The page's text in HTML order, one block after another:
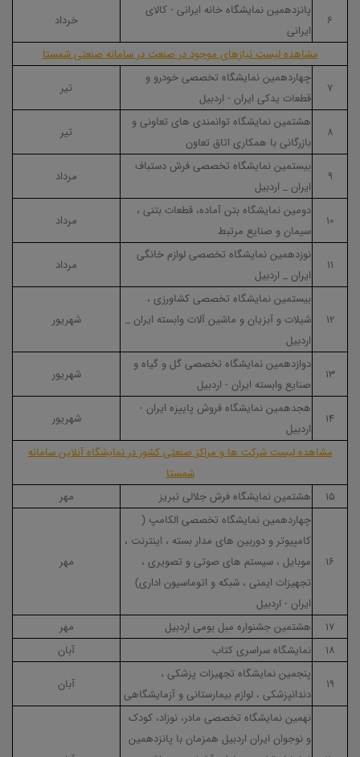
۶
پانزدهمین نمایشگاه خانه ایرانی - کالای
ایرانی
خرداد
مشاهده لیست نیازهای موجود در صنعت در سامانه صنعتی شمستا
۷
چهاردهمین نمایشگاه تخصصی خودرو و
قطعات یدکی ایران - اردبیل
تیر
۸
هشتمین نمایشگاه توانمندی های تعاونی و
بازرگانی با همکاری اتاق تعاون
تیر
۹
بیستمین نمایشگاه تخصصی فرش دستباف
ایران _ اردبیل
مرداد
۱۰
دومین نمایشگاه بتن آماده، قطعات بتنی ،
سیمان و صنایع مرتبط
مرداد
۱۱
نوزدهمین نمایشگاه تخصصی لوازم خانگی
ایران _ اردبیل
مرداد
۱۲
بیستمین نمایشگاه تخصصی کشاورزی ،
شیلات و آبزیان و ماشین آلات وابسته ایران _
اردبیل
شهریور
۱۳
دوازدهمین نمایشگاه تخصصی گل و گیاه و
صنایع وابسته ایران - اردبیل
شهریور
۱۴
هجدهمین نمایشگاه فروش پاییزه ایران -
اردبیل
شهریور
مشاهده لیست شرکت ها و مراکز صنعتی کشور در نمایشگاه آنلاین سامانه
شمستا
۱۵
هشتمین نمایشگاه فرش جلالی تبریز مهر
۱۶
چهاردهمین نمایشگاه تخصصی الکامپ (
کامپیوتر و دوربین های مدار بسته ، اینترنت ،
موبایل ، سیستم های صوتی و تصویری ،
تجهیزات ایمنی ، شبکه و اتوماسیون اداری)
ایران - اردبیل
مهر
۱۷ هشتمین جشنواره مبل بومی اردبیل
مهر
۱۸
نمایشگاه سراسری کتاب
آبان
۱۹
پنجمین نمایشگاه تجهیزات پزشکی ،
دندانپزشکی ، لوازم بیمارستانی و آزمایشگاهی
آبان
نهمین نمایشگاه تخصصی مادر، نوزاد، کودک
و نوجوان ایران اردبیل همزمان با پانزدهمین